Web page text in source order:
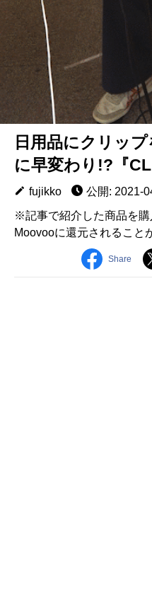
日用品にクリッ
に早変わり!?『
fujikko
公開: 2021-
※記事で紹介した商品を
Moovooに還元されること
Share